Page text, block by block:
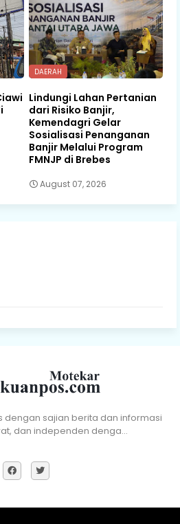
DAERAH
Lindungi Lahan Pertanian
dari Risiko Banjir,
Kemendagri Gelar
Sosialisasi Penanganan
Banjir Melalui Program
FMNJP di Brebes
August 07, 2026
dengan sajian berita dan informasi
dan independen denga…